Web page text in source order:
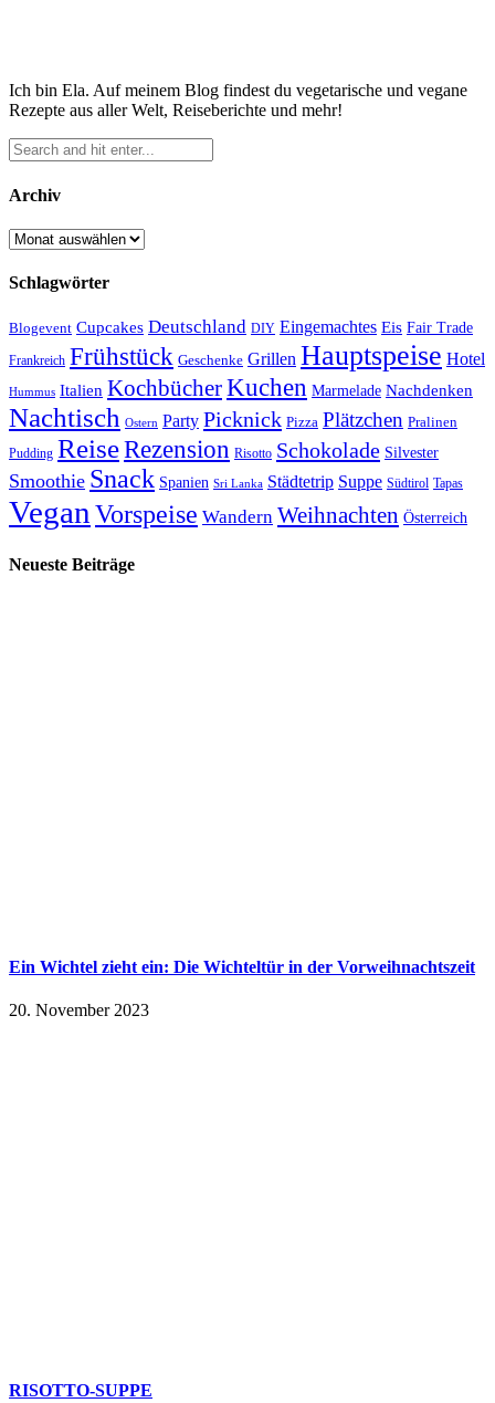
Ich bin Ela. Auf meinem Blog findest du vegetarische und vegane
Rezepte aus aller Welt, Reiseberichte und mehr!
Archiv
Archiv
Schlagwörter
Blogevent Cupcakes Deutschland DIY Eingemachtes Eis Fair Trade
Frankreich Frühstück Geschenke Grillen Hauptspeise Hotel
Hummus Italien KochbücherKuchen Marmelade Nachdenken
Nachtisch Ostern Party Picknick Pizza Plätzchen Pralinen
Pudding ReiseRezension Risotto Schokolade Silvester
Smoothie Snack Spanien Sri Lanka Städtetrip Suppe Südtirol Tapas
Vegan Vorspeise Wandern Weihnachten Österreich
Neueste Beiträge
Ein Wichtel zieht ein: Die Wichteltür in der Vorweihnachtszeit
20. November 2023
RISOTTO-SUPPE